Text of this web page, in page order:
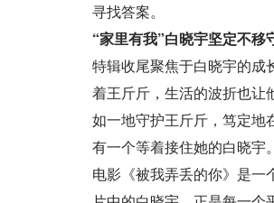
寻找答案。
“家里有我”白晓宇坚定不
特辑收尾聚焦于白晓宇的成
着王斤斤，生活的波折也让
如一地守护王斤斤，笃定地
有一个等着接住她的白晓宇
电影《被我弄丢的你》是